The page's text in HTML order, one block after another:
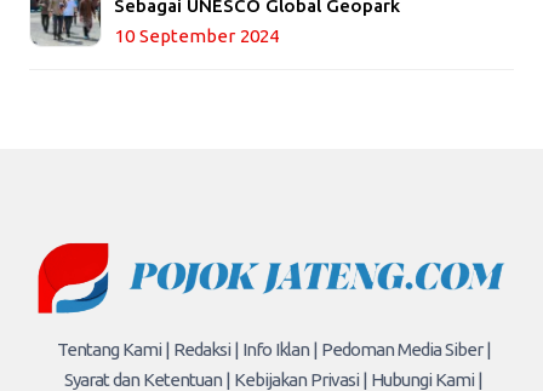
Sebagai UNESCO Global Geopark
10 September 2024
Tentang Kami | Redaksi | Info Iklan | Pedoman Media Siber |
Syarat dan Ketentuan | Kebijakan Privasi | Hubungi Kami |